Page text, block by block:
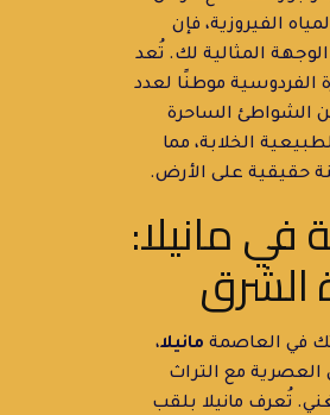
الفيروزية، فإن
المثالية لك. تُعد
الفردوسية موطنًا لعدد
الشواطئ الساحرة
الخلابة، مما
حقيقية على الأرض.
في مانيلا:
الشرق
في العاصمة مانيلا،
مع التراث
تُعرف مانيلا بلقب